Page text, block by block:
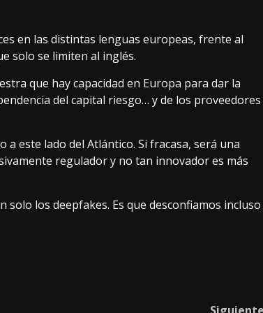
en las distintas lenguas europeas, frente al
solo se limiten al inglés.
que hay capacidad en Europa para dar la
del capital riesgo… y de los proveedores
este lado del Atlántico. Si fracasa, será una
regulador y no tan innovador es más
los deepfakes. Es que desconfiamos incluso